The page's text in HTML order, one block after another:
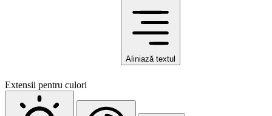
Aliniază textul
Extensii pentru culori